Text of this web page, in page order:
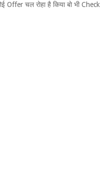
चल रोहा है किया बो भी Check